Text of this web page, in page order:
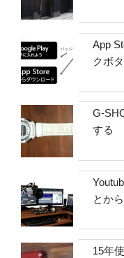
App
クボ
G-
する
とか
15年